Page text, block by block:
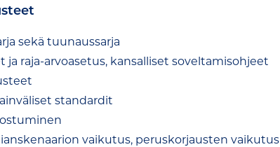
sekä tuunaussarja
raja-arvoasetus, kansalliset soveltamisohjeet
standardit
vaikutus, peruskorjausten vaikutus